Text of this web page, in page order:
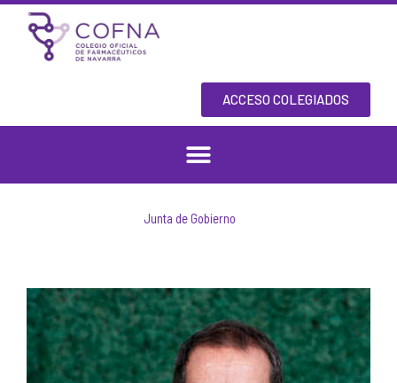
Skip
content
ACCESO COLEGIADOS
Junta de Gobierno